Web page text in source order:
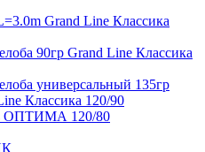
Grand Line Классика
90гр Grand Line Классика
универсальный 135гр
Классика 120/90
ОПТИМА 120/80